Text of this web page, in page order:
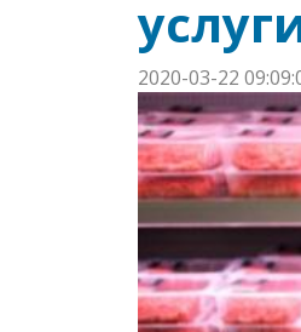
2020-03-22